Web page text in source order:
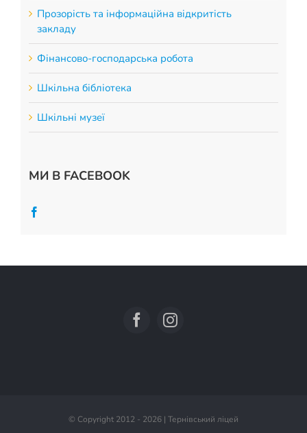
Прозорість та інформаційна відкритість
закладу
Фінансово-господарська робота
Шкільна бібліотека
Шкільні музеї
МИ В FACEBOOK
© Copyright 2012 - 2026 | Тернівський ліцей